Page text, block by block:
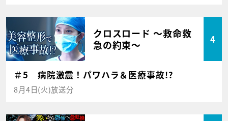
クロスロード ～救命救
急の約束～
4
＃5 病院激震！パワハラ＆医療事故!?
8月4日(火)放送分